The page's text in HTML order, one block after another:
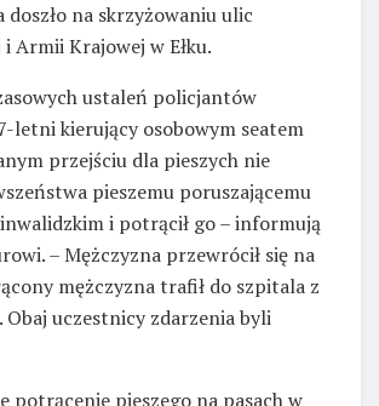
doszło na skrzyżowaniu ulic
Armii Krajowej w Ełku.
ustaleń policjantów
letni kierujący osobowym seatem
przejściu dla pieszych nie
pieszemu poruszającemu
i potrącił go – informują
– Mężczyzna przewrócił się na
mężczyzna trafił do szpitala z
Obaj uczestnicy zdarzenia byli
potrącenie pieszego na pasach w